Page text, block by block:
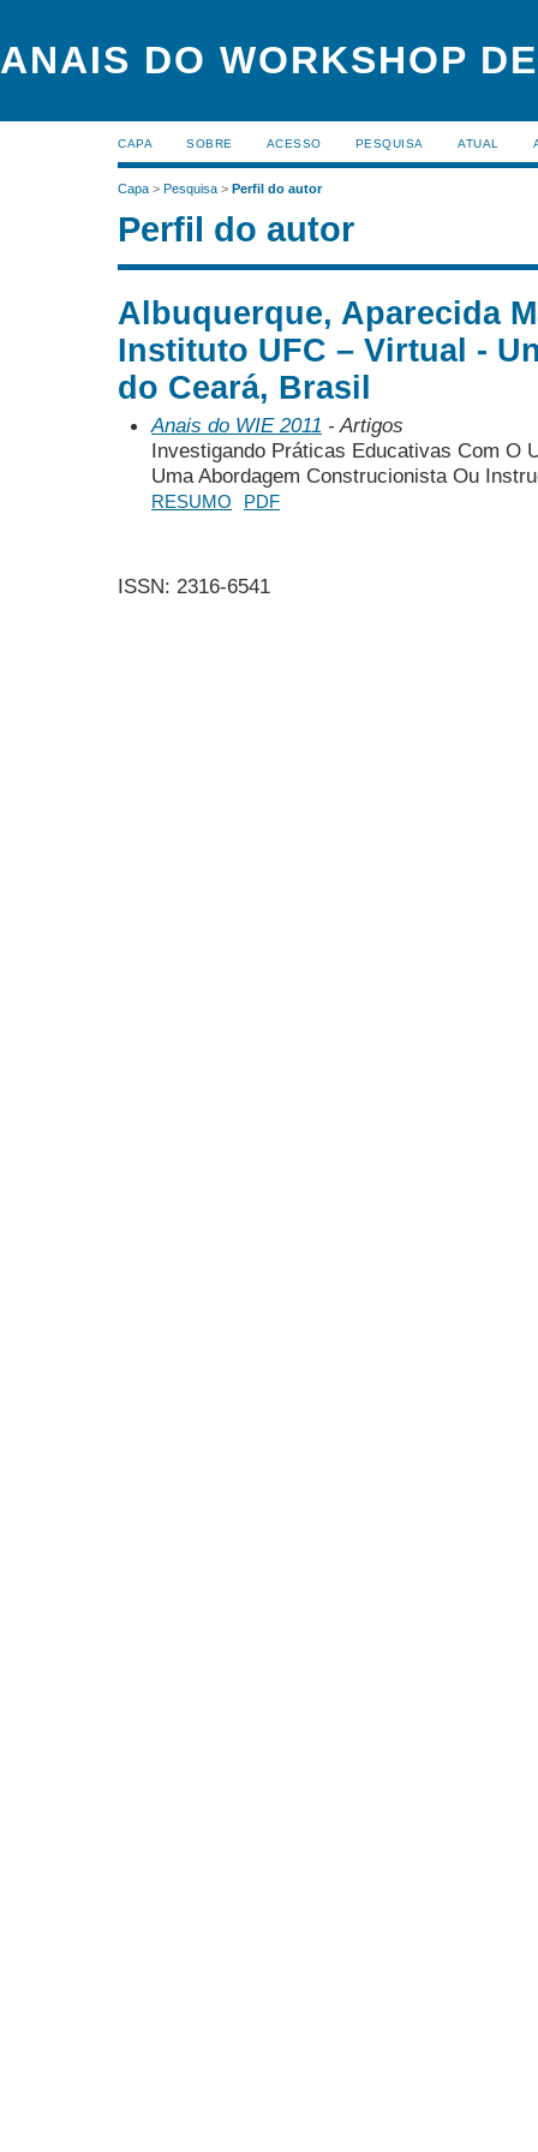
ANAIS DO WORKSHOP
CAPA SOBRE ACESSO PESQUISA ATUAL
Capa > Pesquisa > Perfil do autor
Perfil do autor
Albuquerque, Aparecida
Instituto UFC – Virtual -
do Ceará, Brasil
Anais do WIE 2011 - Artigos
Investigando Práticas Educativas Com O
Uma Abordagem Construcionista Ou
RESUMO PDF
ISSN: 2316-6541